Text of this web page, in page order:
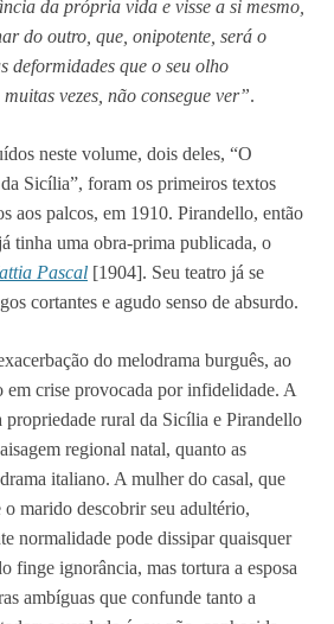
da própria vida e visse a si mesmo,
do outro, que, onipotente, será o
deformidades que o seu olho
vezes, não consegue ver”.
neste volume, dois deles, “O
Sicília”, foram os primeiros textos
aos palcos, em 1910. Pirandello, então
tinha uma obra-prima publicada, o
Pascal [1904]. Seu teatro já se
cortantes e agudo senso de absurdo.
do melodrama burguês, ao
em crise provocada por infidelidade. A
propriedade rural da Sicília e Pirandello
regional natal, quanto as
italiano. A mulher do casal, que
marido descobrir seu adultério,
normalidade pode dissipar quaisquer
finge ignorância, mas tortura a esposa
ambíguas que confunde tanto a